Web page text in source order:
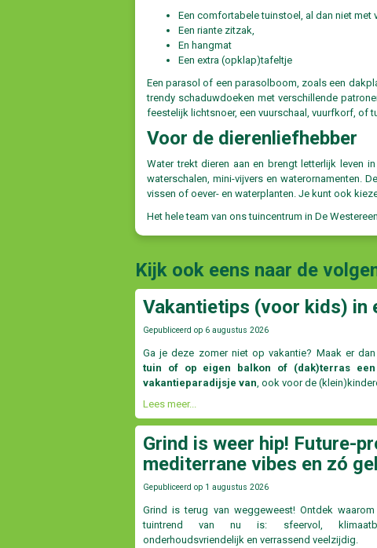
Een comfortabele tuinstoel, al dan niet met
Een riante zitzak,
En hangmat
Een extra (opklap)tafeltje
Een parasol of een parasolboom, zoals een
trendy schaduwdoeken met verschillende
feestelijk lichtsnoer, een vuurschaal, vuurfkorf, of
Voor de dierenliefhebber
Water trekt dieren aan en brengt letterlijk leven
waterschalen, mini-vijvers en waterornamenten.
vissen of oever- en waterplanten. Je kunt ook
Het hele team van ons tuincentrum in De
Kijk ook eens naar de
Vakantietips (voor kids) in
Gepubliceerd op 6 augustus 2026
Ga je deze zomer niet op vakantie? Maak er
tuin of op eigen balkon of (dak)terras
vakantieparadijsje van , ook voor de
Lees meer...
Grind is weer hip! Future-
mediterrane vibes en zó
Gepubliceerd op 1 augustus 2026
Grind is terug van weggeweest! Ontdek
tuintrend van nu is: sfeervol,
onderhoudsvriendelijk en verrassend veelzijdig.